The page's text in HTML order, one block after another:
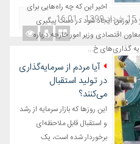
اخیر این که چه راه‌هایی برای
در بورس ایجاد شود در دست پیگیری
اقتصادی وزیر امور خارجه درباره
گذاری‌های خ...
آیا مردم از سرمایه‌گذاری
در تولید استقبال
می‌کنند؟
این روزها که بازار سرمایه از رشد
و استقبال قابل ملاحظه‌ای
برخوردار شده است، یک